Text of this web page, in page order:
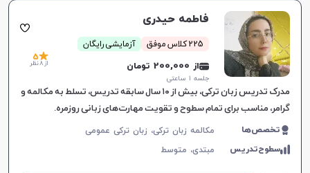
فاطمه حیدری
225 کلاس موفق آزمایشی رایگان
از 200,000 تومان
جلسه ۱ ساعتی
5
از 8 نظر
مدرک تدریس زبان ترکی، بیش از ۱۰ سال سابقه تدریس، تسلط به مکالمه و
گرامر، مناسب برای تمام سطوح و تقویت مهارت‌های زبانی روزمره.
تخصص‌ها
مکالمه زبان ترکی، زبان ترکی عمومی
سطوح‌تدریس
مبتدی، متوسط